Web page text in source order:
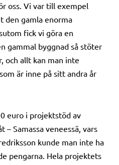
oss. Vi var till exempel
den gamla enorma
fick vi göra en
gammal byggnad så stöter
och allt kan man inte
är inne på sitt andra år
euro i projektstöd av
– Samassa veneessä, vars
kunde man inte ha
pengarna. Hela projektets